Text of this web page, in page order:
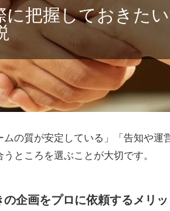
把握しておきた
の質が安定している」「告知や運
ところを選ぶことが大切です。
企画をプロに依頼するメリッ